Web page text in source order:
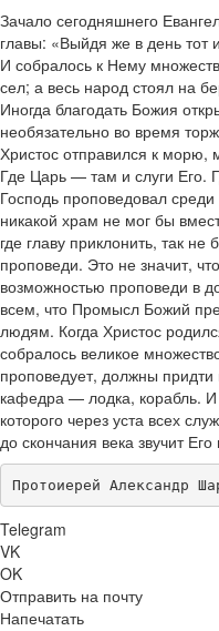
Зачало сегодняшнего
главы: «Выйдя же в день тот
И собралось к Нему
сел; а весь народ стоял на
Иногда благодать Божия
необязательно во время
Христос отправился к морю,
Где Царь — там и слуги Его.
Господь проповедовал
никакой храм не мог бы
где главу приклонить, так
проповеди. Это не значит,
возможностью проповеди в
всем, что Промысл Божий
людям. Когда Христос
собралось великое
проповедует, должны
кафедра — лодка, корабль.
которого через уста всех
до скончания века звучит Его
Протоиерей Александр
Telegram
VK
OK
Отправить на почту
Напечатать